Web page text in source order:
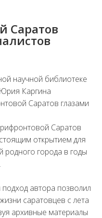
Саратов
научной библиотеке
Каргина
Саратов глазами
Саратов
открытием для
родного города в годы
автора позволил
саратовцев с лета
архивные материалы